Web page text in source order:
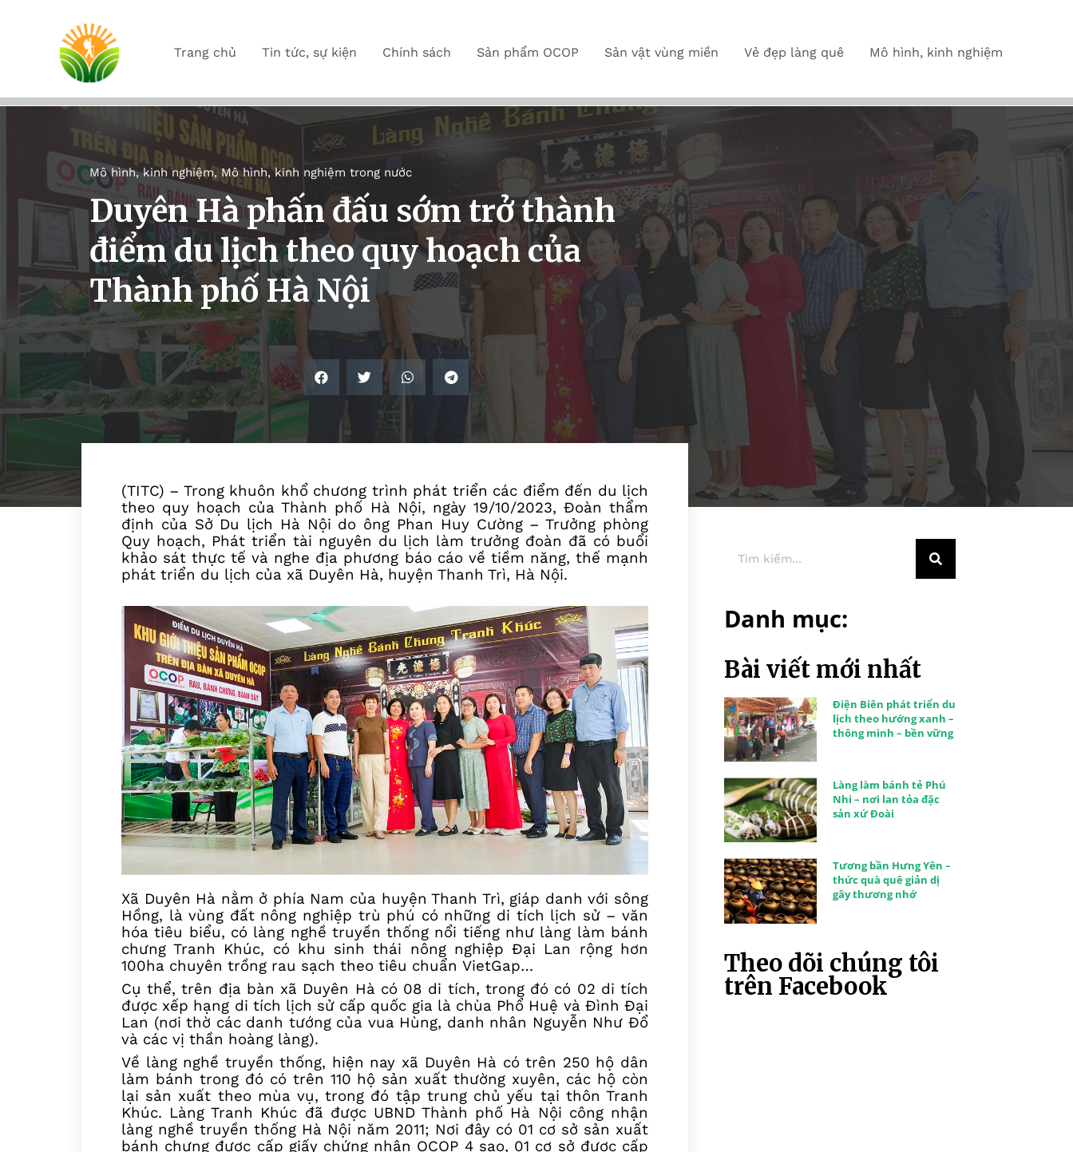
Trang chủ Tin tức, sự kiện Chính sách Sản phẩm OCOP Sản vật vùng miền Vẻ đẹp làng quê Mô hình, kinh nghiệm
Mô hình, kinh nghiệm,Mô hình, kinh nghiệm trong nước
Duyên Hà phấn đấu sớm trở thành
điểm du lịch theo quy hoạch của
Thành phố Hà Nội
(TITC) – Trong khuôn khổ chương trình phát triển các điểm đến du lịch
theo quy hoạch của Thành phố Hà Nội, ngày 19/10/2023, Đoàn thẩm
định của Sở Du lịch Hà Nội do ông Phan Huy Cường – Trưởng phòng
Quy hoạch, Phát triển tài nguyên du lịch làm trưởng đoàn đã có buổi
khảo sát thực tế và nghe địa phương báo cáo về tiềm năng, thế mạnh
phát triển du lịch của xã Duyên Hà, huyện Thanh Trì, Hà Nội.
Xã Duyên Hà nằm ở phía Nam của huyện Thanh Trì, giáp danh với sông
Hồng, là vùng đất nông nghiệp trù phú có những di tích lịch sử – văn
hóa tiêu biểu, có làng nghề truyền thống nổi tiếng như làng làm bánh
chưng Tranh Khúc, có khu sinh thái nông nghiệp Đại Lan rộng hơn
100ha chuyên trồng rau sạch theo tiêu chuẩn VietGap…
Cụ thể, trên địa bàn xã Duyên Hà có 08 di tích, trong đó có 02 di tích
được xếp hạng di tích lịch sử cấp quốc gia là chùa Phổ Huệ và Đình Đại
Lan (nơi thờ các danh tướng của vua Hùng, danh nhân Nguyễn Như Đổ
và các vị thần hoàng làng).
Về làng nghề truyền thống, hiện nay xã Duyên Hà có trên 250 hộ dân
làm bánh trong đó có trên 110 hộ sản xuất thường xuyên, các hộ còn
lại sản xuất theo mùa vụ, trong đó tập trung chủ yếu tại thôn Tranh
Khúc. Làng Tranh Khúc đã được UBND Thành phố Hà Nội công nhận
làng nghề truyền thống Hà Nội năm 2011; Nơi đây có 01 cơ sở sản xuất
bánh chưng được cấp giấy chứng nhận OCOP 4 sao, 01 cơ sở được cấp
Danh mục:
Bài viết mới nhất
Điện Biên phát triển du
lịch theo hướng xanh –
thông minh – bền vững
Làng làm bánh tẻ Phú
Nhi – nơi lan tỏa đặc
sản xứ Đoài
Tương bần Hưng Yên –
thức quà quê giản dị
gây thương nhớ
Theo dõi chúng tôi
trên Facebook